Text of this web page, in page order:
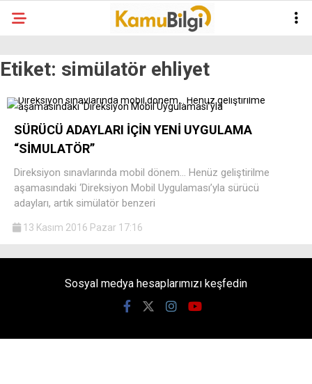
Etiket: simülatör ehliyet
SÜRÜCÜ ADAYLARI İÇİN YENİ UYGULAMA
“SİMULATÖR”
Direksiyon sınavlarında mobil dönem… Henüz geliştirilme
aşamasındaki ‘Direksiyon Mobil Uygulaması’yla sürücü
adayları, artık simülatör benzeri
13 Kasım 2016 Pazar 17:16
Sosyal medya hesaplarımızı keşfedin